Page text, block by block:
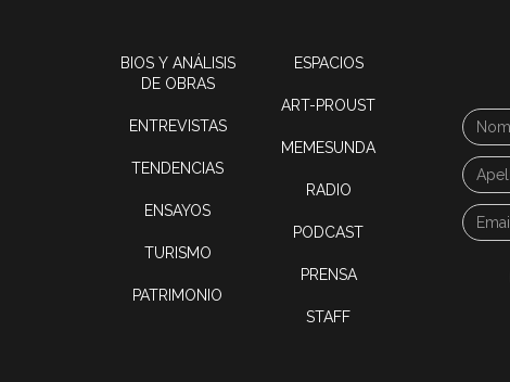
BIOS Y ANÁLISIS
DE OBRAS
ENTREVISTAS
TENDENCIAS
ENSAYOS
TURISMO
PATRIMONIO
ESPACIOS
ART-PROUST
MEMESUNDA
RADIO
PODCAST
PRENSA
STAFF